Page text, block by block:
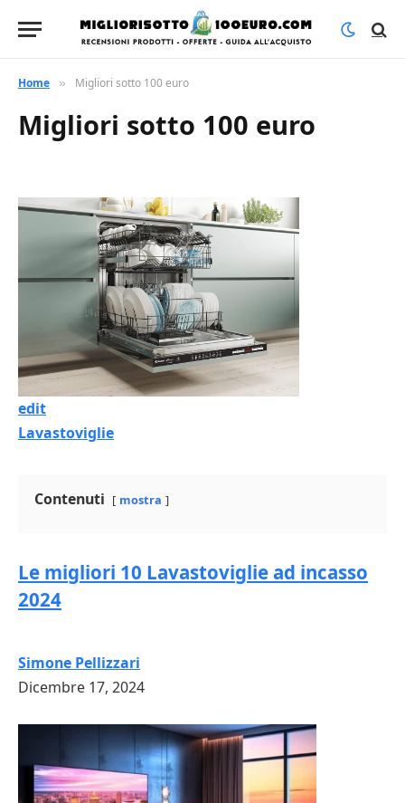
Home » Migliori sotto 100 euro
Migliori sotto 100 euro
edit
Lavastoviglie
Contenuti mostra
Le migliori 10 Lavastoviglie ad incasso
2024
Simone Pellizzari
Dicembre 17, 2024